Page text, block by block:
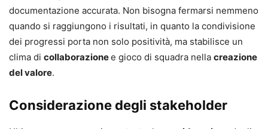
documentazione accurata. Non bisogna fermarsi nemmeno
quando si raggiungono i risultati, in quanto la condivisione
dei progressi porta non solo positività, ma stabilisce un
clima di collaborazionee gioco di squadra nella creazione
del valore.
Considerazione degli stakeholder